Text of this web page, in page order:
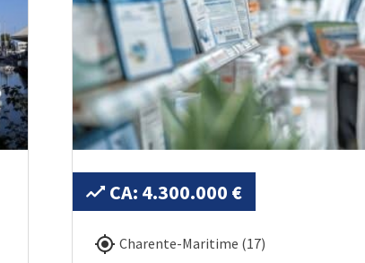
CA: 4.300.000 €
Charente-Maritime (17)